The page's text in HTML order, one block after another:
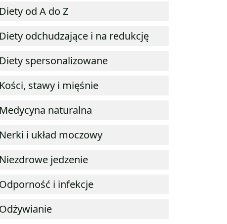
Diety od A do Z
Diety odchudzające i na redukcję
Diety spersonalizowane
Kości, stawy i mięśnie
Medycyna naturalna
Nerki i układ moczowy
Niezdrowe jedzenie
Odporność i infekcje
Odżywianie